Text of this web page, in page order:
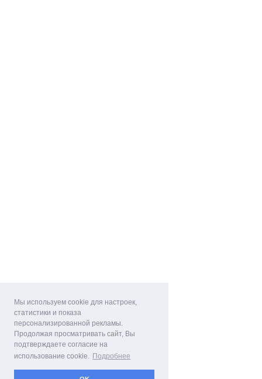
Мы используем cookie для настроек,
статистики и показа
персонализированной рекламы.
Продолжая просматривать сайт, Вы
подтверждаете согласие на
использование cookie. Подробнее